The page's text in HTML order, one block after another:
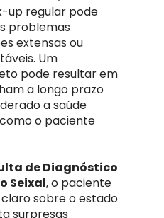
up regular pode
problemas
extensas ou
Um
pode resultar em
a longo prazo
a saúde
o paciente
de Diagnóstico
Seixal, o paciente
sobre o estado
surpresas